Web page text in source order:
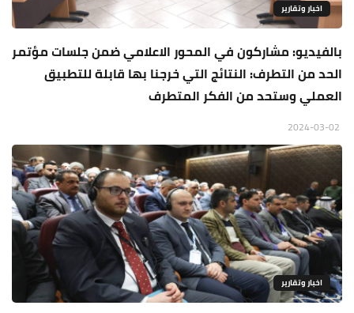
اخبار وتقارير
بالفيديو: مشاركون في المحور الاعلامي ضمن جلسات مؤتمر
الحد من التطرف: النتائج التي خرجنا بها قابلة للتطبيق
العملي وستحد من الفكر المتطرف
اخبار وتقارير